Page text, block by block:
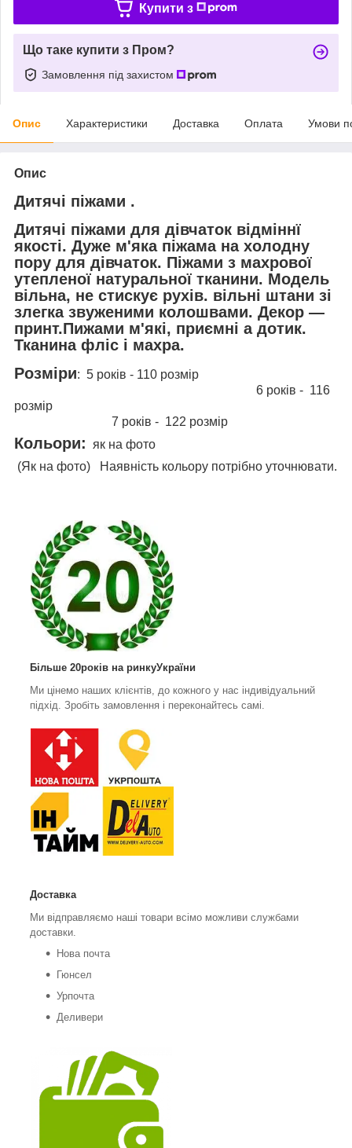
Купити з
Що таке купити з Пром?
Замовлення під захистом
Опис Характеристики Доставка Оплата Умови
Опис
Дитячі піжами .
Дитячі піжами для дівчаток відміннї
якості. Дуже м'яка піжама на холодну
пору для дівчаток. Піжами з махрової
утепленої натуральної тканини. Модель
вільна, не стискує рухів. вільні штани зі
злегка звуженими колошвами. Декор —
принт.Пижами м'які, приємні а дотик.
Тканина фліс і махра.
Розміри: 5 років - 110 розмір
6 років - 116
розмір
7 років - 122 розмір
Кольори:
як на фото
(Як на фото) Наявність кольору потрібно уточнювати.
Більше 20років на ринкуУкраїни
Ми цінемо наших клієнтів, до кожного у нас індивідуальний
підхід. Зробіть замовлення і переконайтесь самі.
Доставка
Ми відправляємо наші товари всімо можливи службами
доставки.
Нова почта
Гюнсел
Урпочта
Деливери